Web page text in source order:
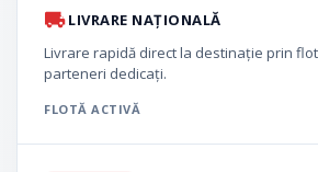
LIVRARE NAȚIONALĂ
Livrare rapidă direct la destinație prin
parteneri dedicați.
FLOTĂ ACTIVĂ